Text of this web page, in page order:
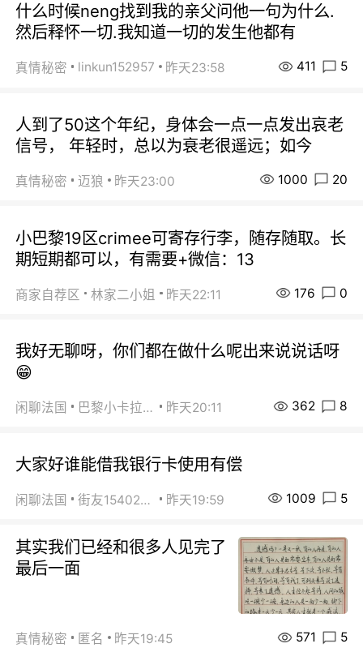
什么时候neng找到我的亲父问他一句为什么.
然后释怀一切.我知道一切的发生他都有
真情秘密 linkun152957 昨天23:58 411 5
人到了50这个年纪，身体会一点一点发出哀老
信号， 年轻时，总以为衰老很遥远；如今
真情秘密 迈狼 昨天23:00 1000 20
小巴黎19区crimee可寄存行李，随存随取。长
期短期都可以，有需要+微信：13
商家自荐区 林家二小姐 昨天22:11 176 0
我好无聊呀，你们都在做什么呢出来说说话呀
😁
闲聊法国 巴黎小卡拉咪 昨天20:11 362 8
大家好谁能借我银行卡使用有偿
闲聊法国 街友15402223 昨天19:59 1009 5
其实我们已经和很多人见完了
最后一面
真情秘密 匿名 昨天19:45 571 5